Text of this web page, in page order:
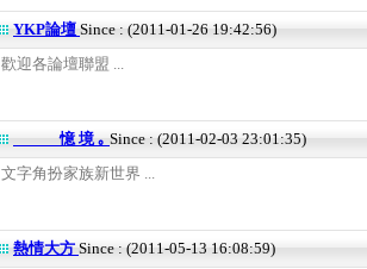
YKP論壇 Since : (2011-01-26 19:42:56)
歡迎各論壇聯盟 ...
憶 境 ｡ Since : (2011-02-03 23:01:35)
文字角扮家族新世界 ...
熱情大方 Since : (2011-05-13 16:08:59)